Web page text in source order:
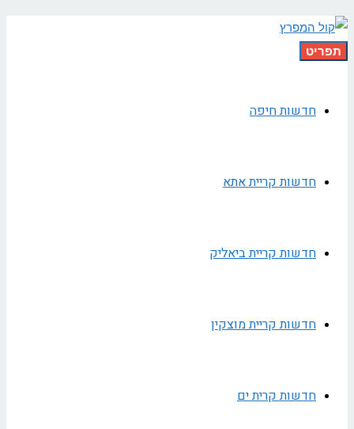
תפריט
חדשות חיפה
חדשות קריית אתא
חדשות קריית ביאליק
חדשות קריית מוצקין
חדשות קרית ים